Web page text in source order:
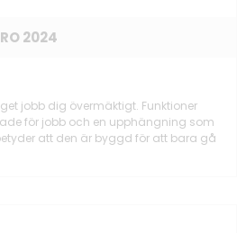
2024
jobb dig övermäktigt. Funktioner
för jobb och en upphängning som
att den är byggd för att bara gå